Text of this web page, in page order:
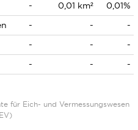
- 0,01 km²
0,01%
- -
-
- -
-
- - -
für Eich- und Vermessungswesen